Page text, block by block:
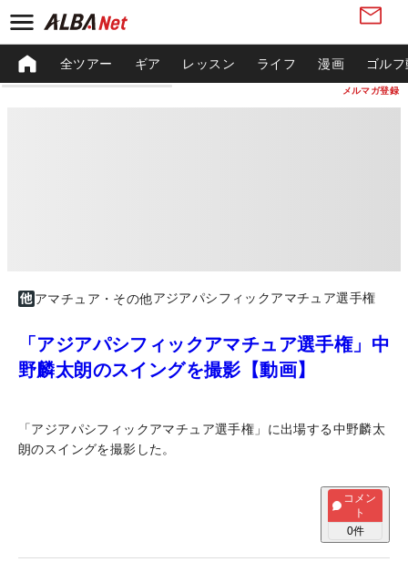
メルマガ登録
全ツアー ギア レッスン ライフ 漫画 ゴル
アマチュア・その他アジアパシフィックアマチュア選手権
「アジアパシフィックアマチュア選手権」中
野麟太朗のスイングを撮影【動画】
「アジアパシフィックアマチュア選手権」に出場する中野麟太
朗のスイングを撮影した。
コメン
ト
0件